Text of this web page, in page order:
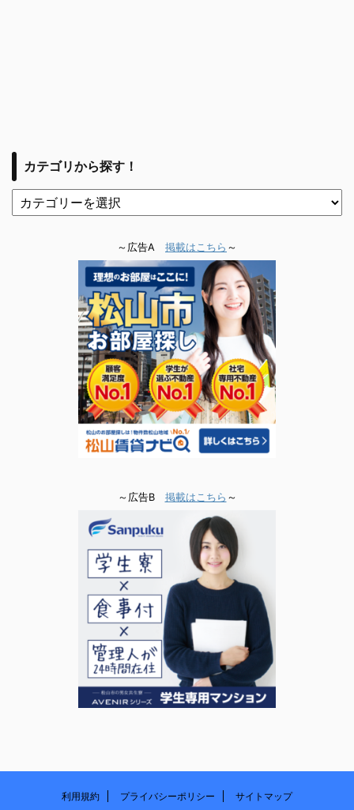
カテゴリから探す！
～広告A 掲載はこちら ～
～広告B 掲載はこちら ～
利用規約 プライバシーポリシー サイトマップ